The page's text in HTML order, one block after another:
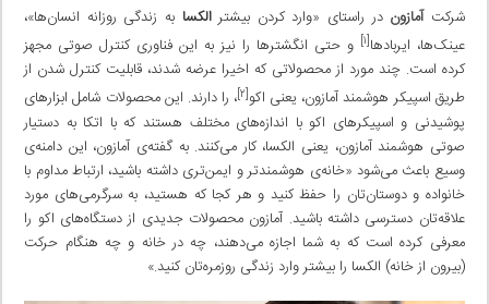
شرکتآمازون در راستای «وارد کردن بیشترالکسا به زندگی روزانه انسان‌ها»،
عینک‌ها، ایربادها[۱]
و حتی انگشترها را نیز به این فناوری کنترل صوتی مجهز
کرده است. چند مورد از محصولاتی که اخیرا عرضه شدند، قابلیت کنترل شدن از
طریق اسپیکر هوشمند آمازون، یعنی اکو[۲] ، را دارند. این محصولات شامل ابزارهای
پوشیدنی و اسپیکرهای اکو با اندازه‌های مختلف هستند که با اتکا به دستیار
صوتی هوشمند آمازون، یعنی الکسا، کار می‌کنند. به گفته‌ی آمازون، این دامنه‌ی
وسیع باعث می‌شود «خانه‌‌ی هوشمندتر و ایمن‌تری داشته باشید، ارتباط مداوم با
خانواده و دوستان‌تان را حفظ کنید و هر کجا که هستید،‌ به سرگرمی‌های مورد
علاقه‌تان دسترسی داشته باشید. آمازون محصولات جدیدی از دستگاه‌های اکو را
معرفی کرده‌ است که به شما اجازه می‌دهند، چه در خانه و چه هنگام حرکت
(بیرون از خانه) الکسا را بیشتر وارد زندگی‌ روزمره‌تان کنید.»